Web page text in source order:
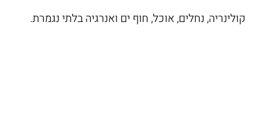
קולינריה, נחלים, אוכל, חוף ים ואנרגיה בלתי נגמרת.